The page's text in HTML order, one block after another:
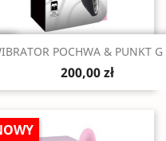
 Szybki podgląd
POCHWA & PUNKT
200,00 zł